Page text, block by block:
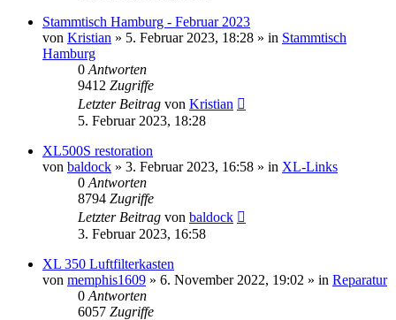
Stammtisch Hamburg - Februar 2023
von Kristian » 5. Februar 2023, 18:28 » in Stammtisch
Hamburg
0 Antworten
9412 Zugriffe
Letzter Beitrag von Kristian
5. Februar 2023, 18:28
XL500S restoration
von baldock » 3. Februar 2023, 16:58 » in XL-Links
0 Antworten
8794 Zugriffe
Letzter Beitrag von baldock
3. Februar 2023, 16:58
XL 350 Luftfilterkasten
von memphis1609 » 6. November 2022, 19:02 » in Reparatur
0 Antworten
6057 Zugriffe